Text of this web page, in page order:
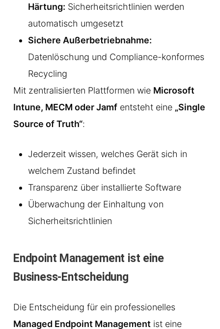
Härtung: Sicherheitsrichtlinien werden
automatisch umgesetzt
Sichere Außerbetriebnahme:
Datenlöschung und Compliance-konformes
Recycling
Mit zentralisierten Plattformen wie Microsoft
Intune, MECM oder Jamfentsteht eine „Single
Source of Truth“:
Jederzeit wissen, welches Gerät sich in
welchem Zustand befindet
Transparenz über installierte Software
Überwachung der Einhaltung von
Sicherheitsrichtlinien
Endpoint Management ist eine
Business-Entscheidung
Die Entscheidung für ein professionelles
Managed Endpoint Managementist eine